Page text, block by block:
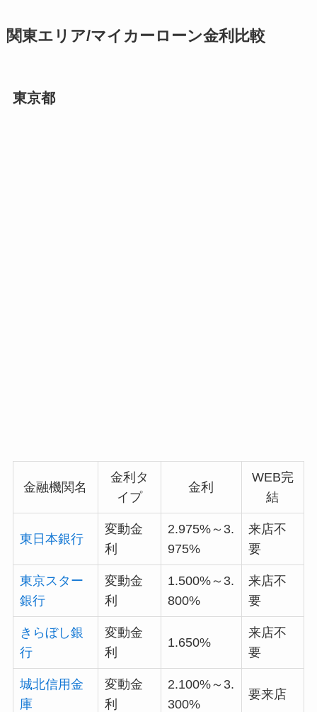
関東エリア/マイカーローン金利比較
東京都
金融機関名
金利タ
イプ
金利
WEB完
結
東日本銀行
変動金
利
2.975%～3.
975%
来店不
要
東京スター
銀行
変動金
利
1.500%～3.
800%
来店不
要
きらぼし銀
行
変動金
利
1.650%
来店不
要
城北信用金
庫
変動金
利
2.100%～3.
300%
要来店